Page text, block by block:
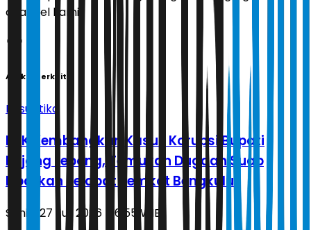
channel kami!
Artikel Terkait
Kasuistika
KPK Kembangkan Kasus Korupsi Bupati
Rejang Lebong, Temukan Dugaan Suap
Libatkan Pejabat Pemkot Bengkulu
Senin, 27 Juli 2026 | 16.55 WIB